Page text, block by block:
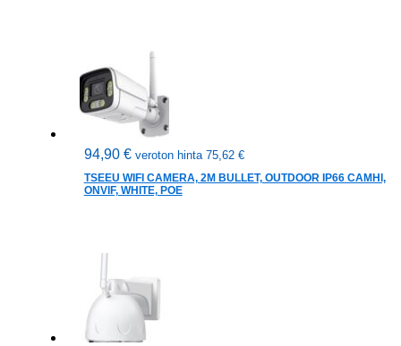
94,90 € veroton hinta 75,62 €
TSEEU WIFI CAMERA, 2M BULLET, OUTDOOR IP66 CAMHI,
ONVIF, WHITE, POE